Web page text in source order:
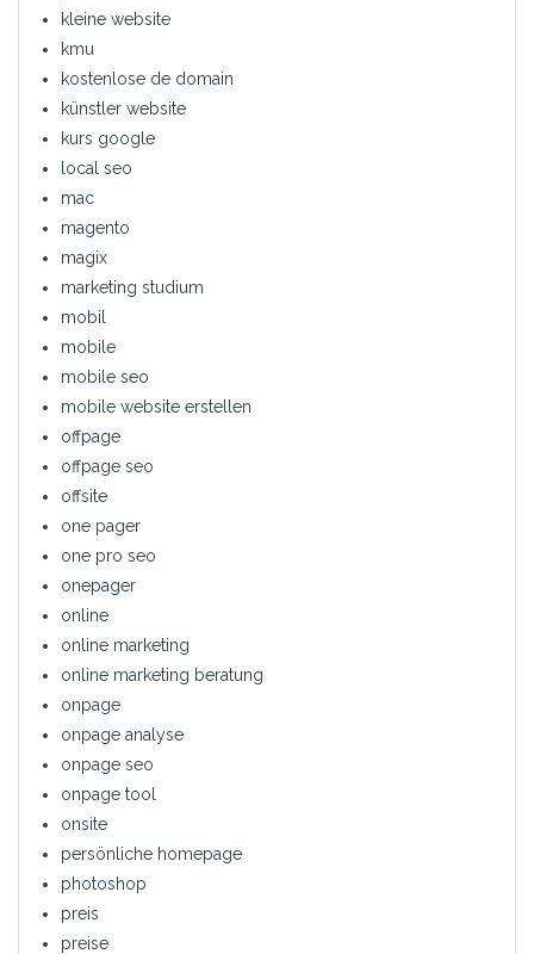
kleine website
kmu
kostenlose de domain
künstler website
kurs google
local seo
mac
magento
magix
marketing studium
mobil
mobile
mobile seo
mobile website erstellen
offpage
offpage seo
offsite
one pager
one pro seo
onepager
online
online marketing
online marketing beratung
onpage
onpage analyse
onpage seo
onpage tool
onsite
persönliche homepage
photoshop
preis
preise